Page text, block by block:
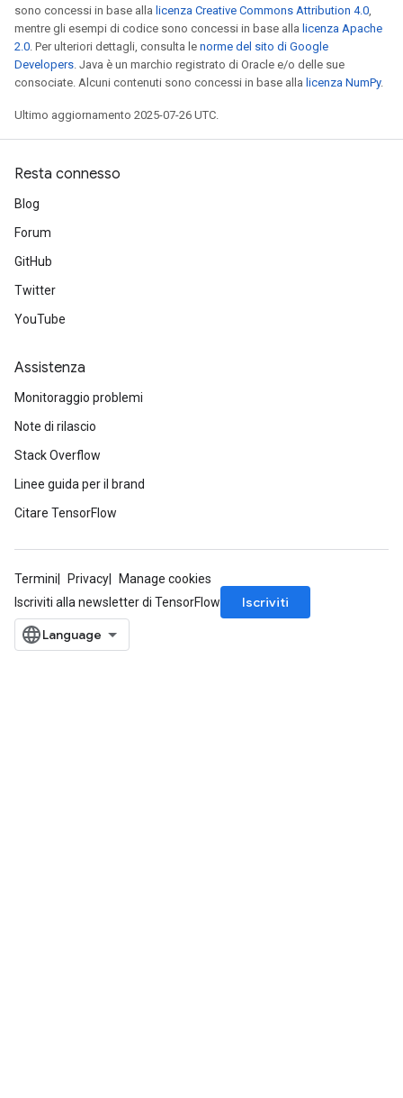
sono concessi in base alla licenza Creative Commons Attribution 4.0,
mentre gli esempi di codice sono concessi in base alla licenza Apache
2.0. Per ulteriori dettagli, consulta le norme del sito di Google
Developers. Java è un marchio registrato di Oracle e/o delle sue
consociate. Alcuni contenuti sono concessi in base alla licenza NumPy.
Ultimo aggiornamento 2025-07-26 UTC.
Resta connesso
Blog
Forum
GitHub
Twitter
YouTube
Assistenza
Monitoraggio problemi
Note di rilascio
Stack Overflow
Linee guida per il brand
Citare TensorFlow
Termini Privacy
Manage cookies
Iscriviti alla newsletter di TensorFlow
Iscriviti